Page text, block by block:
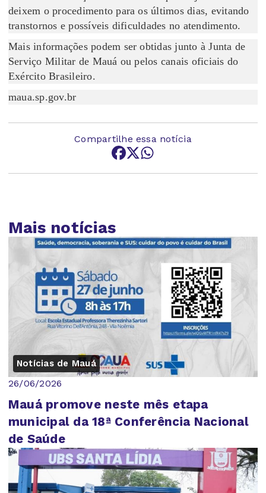
deixem o procedimento para os últimos dias, evitando
transtornos e possíveis dificuldades no atendimento.
Mais informações podem ser obtidas junto à Junta de
Serviço Militar de Mauá ou pelos canais oficiais do
Exército Brasileiro.
maua.sp.gov.br
Compartilhe essa notícia
Mais notícias
Notícias de Mauá
26/06/2026
Mauá promove neste mês etapa
municipal da 18ª Conferência Nacional
de Saúde